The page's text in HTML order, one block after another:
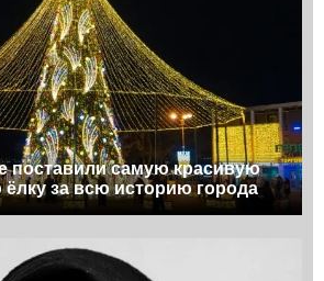
поставили самую красивую
за всю историю города